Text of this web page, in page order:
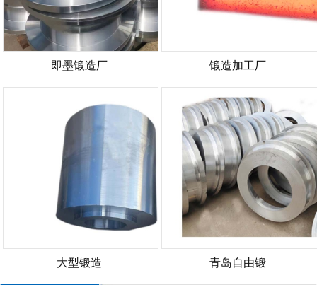
即墨锻造厂 锻造加工厂
大型锻造 青岛自由锻